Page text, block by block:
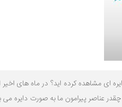
ای مشاهده کرده اید؟ در ماه های
عناصر پیرامون ما به صورت دایره می